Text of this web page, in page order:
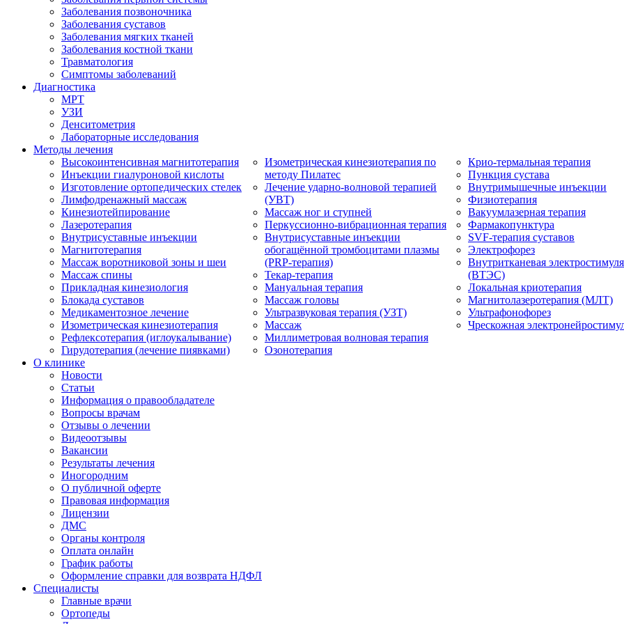
Заболевания позвоночника
Заболевания суставов
Заболевания мягких тканей
Заболевания костной ткани
Травматология
Симптомы заболеваний
Диагностика
МРТ
УЗИ
Денситометрия
Лабораторные исследования
Методы лечения
Высокоинтенсивная магнитотерапия
Инъекции гиалуроновой кислоты
Изготовление ортопедических стелек
Лимфодренажный массаж
Кинезиотейпирование
Лазеротерапия
Внутрисуставные инъекции
Магнитотерапия
Массаж воротниковой зоны и шеи
Массаж спины
Прикладная кинезиология
Блокада суставов
Медикаментозное лечение
Изометрическая кинезиотерапия
Рефлексотерапия (иглоукалывание)
Гирудотерапия (лечение пиявками)
Изометрическая кинезиотерапия по
методу Пилатес
Лечение ударно-волновой терапией
(УВТ)
Массаж ног и ступней
Перкуссионно-вибрационная терапия
Внутрисуставные инъекции
обогащённой тромбоцитами плазмы
(PRP-терапия)
Текар-терапия
Мануальная терапия
Массаж головы
Ультразвуковая терапия (УЗТ)
Массаж
Миллиметровая волновая терапия
Озонотерапия
Крио-термальная терапия
Пункция сустава
Внутримышечные инъекции
Физиотерапия
Вакуумлазерная терапия
Фармакопунктура
SVF-терапия суставов
Электрофорез
Внутритканевая
(ВТЭС)
Локальная криотерапия
Магнитолазеротерапия (МЛТ)
Ультрафонофорез
Чрескожная
О клинике
Новости
Статьи
Информация о правообладателе
Вопросы врачам
Отзывы о лечении
Видеоотзывы
Вакансии
Результаты лечения
Иногородним
О публичной оферте
Правовая информация
Лицензии
ДМС
Органы контроля
Оплата онлайн
График работы
Оформление справки для возврата НДФЛ
Специалисты
Главные врачи
Ортопеды